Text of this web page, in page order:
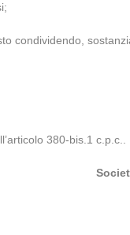
condividendo,
380-bis.1 c.p.c..